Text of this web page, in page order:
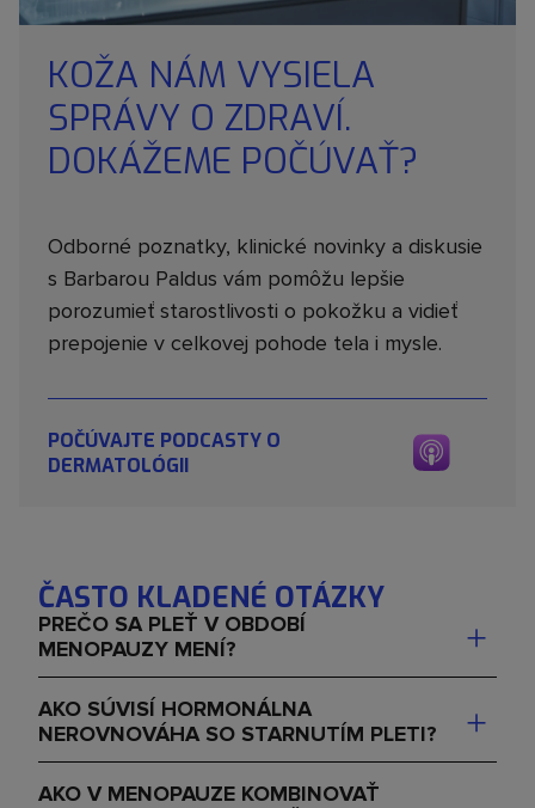
KOŽA NÁM VYSIELA
SPRÁVY O ZDRAVÍ.
DOKÁŽEME POČÚVAŤ?
Odborné poznatky, klinické novinky a diskusie
s Barbarou Paldus vám pomôžu lepšie
porozumieť starostlivosti o pokožku a vidieť
prepojenie v celkovej pohode tela i mysle.
POČÚVAJTE PODCASTY O
DERMATOLÓGII
ČASTO KLADENÉ OTÁZKY
PREČO SA PLEŤ V OBDOBÍ
MENOPAUZY MENÍ?
+
S prirodzeným poklesom estrogénu a progesterónu
dochádza k zmenám štruktúry pokožky. Pleť môže
strácať pevnosť, hydratáciu a jemnosť, môže byť
suchšia a náchylnejšia k jemným vráskam. Tieto zmeny
AKO SÚVISÍ HORMONÁLNA
NEROVNOVÁHA SO STARNUTÍM PLETI?
+
Hormóny ovplyvňujú produkciu kolagénu, elastínu a
AKO V MENOPAUZE KOMBINOVAŤ